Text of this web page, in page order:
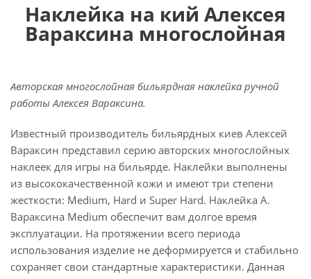
Наклейка на кий Алексея
Вараксина многослойная
Авторская многослойная бильярдная наклейка ручной
работы Алексея Вараксина.
Известный производитель бильярдных киев Алексей
Вараксин представил серию авторских многослойных
наклеек для игры на бильярде. Наклейки выполнены
из высококачественной кожи и имеют три степени
жесткости: Medium, Hard и Super Hard. Наклейка А.
Вараксина Medium обеспечит вам долгое время
эксплуатации. На протяжении всего периода
использования изделие не деформируется и стабильно
сохраняет свои стандартные характеристики. Данная